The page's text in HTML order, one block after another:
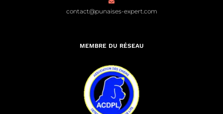
contact@punaises-expert.com
MEMBRE DU RÉSEAU